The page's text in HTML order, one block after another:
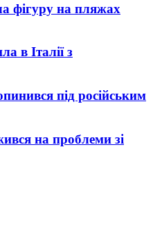
фігуру на пляжах
в Італії з
під російським
на проблеми зі